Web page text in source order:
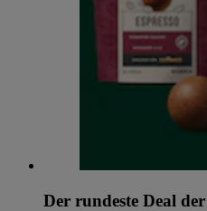
Der rundeste Deal